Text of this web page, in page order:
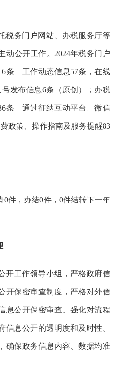
税务门户网站、办税服务厅等
动公开工作。 2024年税务门户
条，工作动态信息57条，在线
发布信息6条（原创）；办税
条，通过征纳互动平台、微信
政策、操作指南及服务提醒83
0件，办结0件，0件结转下一年
开工作领导小组，严格政府信
开保密审查制度，严格对外信
息公开保密审查。强化对流程
信息公开的透明度和及时性。
确保政务信息内容、数据均准